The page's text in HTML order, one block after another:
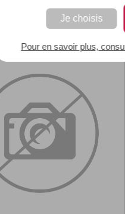
Je choisis
Pour en savoir plus,